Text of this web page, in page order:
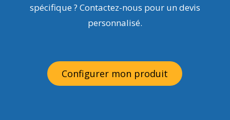
spécifique ? Contactez-nous pour un devis
personnalisé.
Configurer mon produit